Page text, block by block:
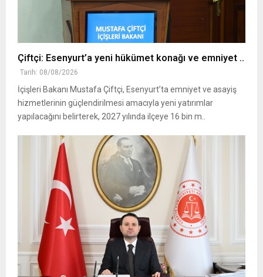
Çiftçi: Esenyurt’a yeni hükümet konağı ve emniyet ..
Tarih: 08/08/2026
İçişleri Bakanı Mustafa Çiftçi, Esenyurt’ta emniyet ve asayiş
hizmetlerinin güçlendirilmesi amacıyla yeni yatırımlar
yapılacağını belirterek, 2027 yılında ilçeye 16 bin m..